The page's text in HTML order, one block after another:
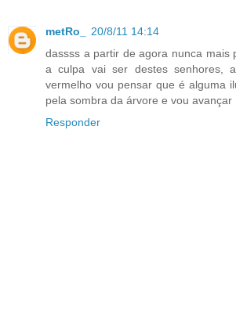
metRo_
20/8/11 14:14
dassss a partir de agora nunca mais
a culpa vai ser destes senhores,
vermelho vou pensar que é alguma
pela sombra da árvore e vou avançar
Responder